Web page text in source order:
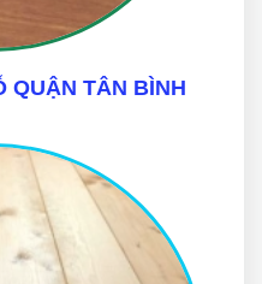
QUẬN TÂN BÌNH